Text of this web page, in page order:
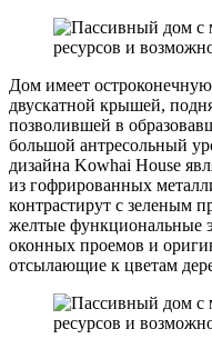
Дом имеет
двускатной крышей,
позволившей в
большой антресольный
дизайна Kowhai House
из гофрированных
контрастирут с зеленым
желтые функциональные
оконных проемов и
отсылающие к цветам